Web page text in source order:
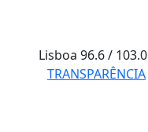
Lisboa96.6 / 103.0
TRANSPARÊNCIA